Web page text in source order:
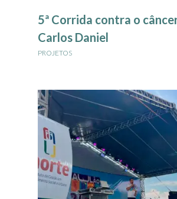
5ª Corrida contra o
Carlos Daniel
PROJETOS